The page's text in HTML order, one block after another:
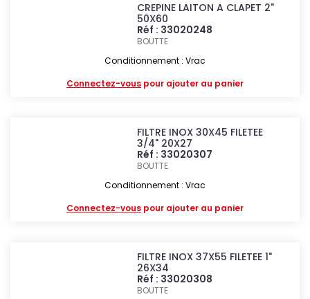
CREPINE LAITON A CLAPET 2"
50X60
Réf : 33020248
BOUTTE
Conditionnement : Vrac
Connectez-vous pour ajouter au panier
FILTRE INOX 30X45 FILETEE
3/4" 20X27
Réf : 33020307
BOUTTE
Conditionnement : Vrac
Connectez-vous pour ajouter au panier
FILTRE INOX 37X55 FILETEE 1"
26X34
Réf : 33020308
BOUTTE